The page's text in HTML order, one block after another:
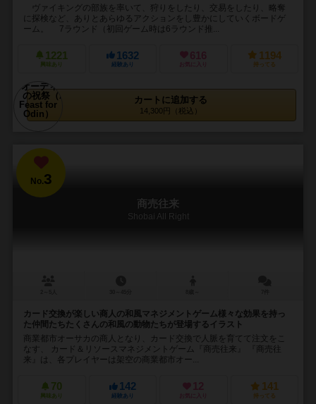
ヴァイキングの部族を率いて、狩りをしたり、交易をしたり、略奪
に探検など、ありとあらゆるアクションをし豊かにしていくボードゲ
ーム。 7ラウンド（初回ゲーム時は6ラウンド推...
1221
興味あり
1632
経験あり
616
お気に入り
1194
持ってる
カートに追加する
14,300円（税込）
No.3
商売往来
Shobai All Right
カード交換が楽しい商人の和風マネジメントゲーム様々な効果を持っ
た仲間たちたくさんの和風の動物たちが登場するイラスト
商業都市オーサカの商人となり、カード交換で人脈を育てて注文をこ
なす、 カード＆リソースマネジメントゲーム『商売往来』 『商売往
来』は、各プレイヤーは架空の商業都市オー...
70
興味あり
142
経験あり
12
お気に入り
141
持ってる